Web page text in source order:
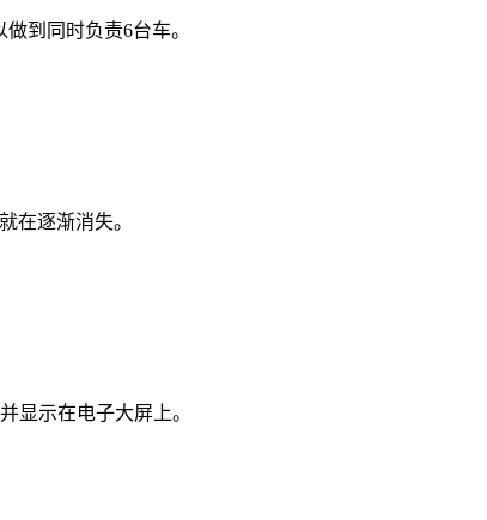
到同时负责6台车。
在逐渐消失。
显示在电子大屏上。